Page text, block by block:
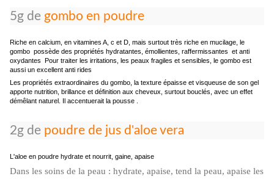
5g de gombo en poudre
Riche en calcium, en vitamines A, c et D, mais surtout très riche en mucilage, le
gombo possède des propriétés hydratantes, émollientes, raffermissantes et anti
oxydantes Pour traiter les irritations, les peaux fragiles et sensibles, le gombo est
aussi un excellent anti rides
Les propriétés extraordinaires du gombo, la texture épaisse et visqueuse de son gel
apporte nutrition, brillance et définition aux cheveux, surtout bouclés, avec un effet
démêlant naturel. Il accentuerait la pousse .
2g de poudre de jus d'aloe vera
L'aloe en poudre hydrate et nourrit, gaine, apaise
Dans les soins de la peau : hydrate, apaise, tend la peau, apaise les